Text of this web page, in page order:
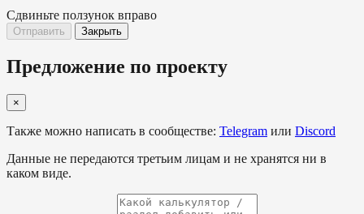
Сдвиньте ползунок вправо
Отправить Закрыть
Предложение по проекту
×
Также можно написать в сообществе: Telegram или Discord
Данные не передаются третьим лицам и не хранятся ни в
каком виде.